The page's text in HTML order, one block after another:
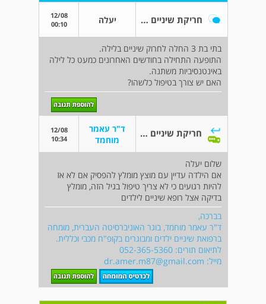
חריקת שיניים אצל בת 3 יעלה
12/08
00:10
בתי בת 3 החלה לחרוק שיניים בלילה.
התופעה התחילה בחודשים האחרונים כמעט כל לילה
באינטנסיביות משתנה.
האם יש צורך בטיפול כלשהו?
חריקת שיניים אצל בת 3
ד"ר עאמר
מוחמד
12/08
10:34
שלום יעלה
אם הילדה עדיין עם מוצץ מומלץ להפסיק אם לא אז
להיות רגועים כי לא צריך טיפול בגיל הזה, מומלץ
בדיקה אצל רופא שיניים לילדים
בברכה,
ד"ר עאמר מוחמד, בוגר האוניברסיטה העברית, מומחה
ברפואת שיניים ילדים ומבוגרים בקופ"ח מכבי וכללית.
לתיאום תורים: 052-365-5360‏
מייל: dr.amer.m87@gmail.com